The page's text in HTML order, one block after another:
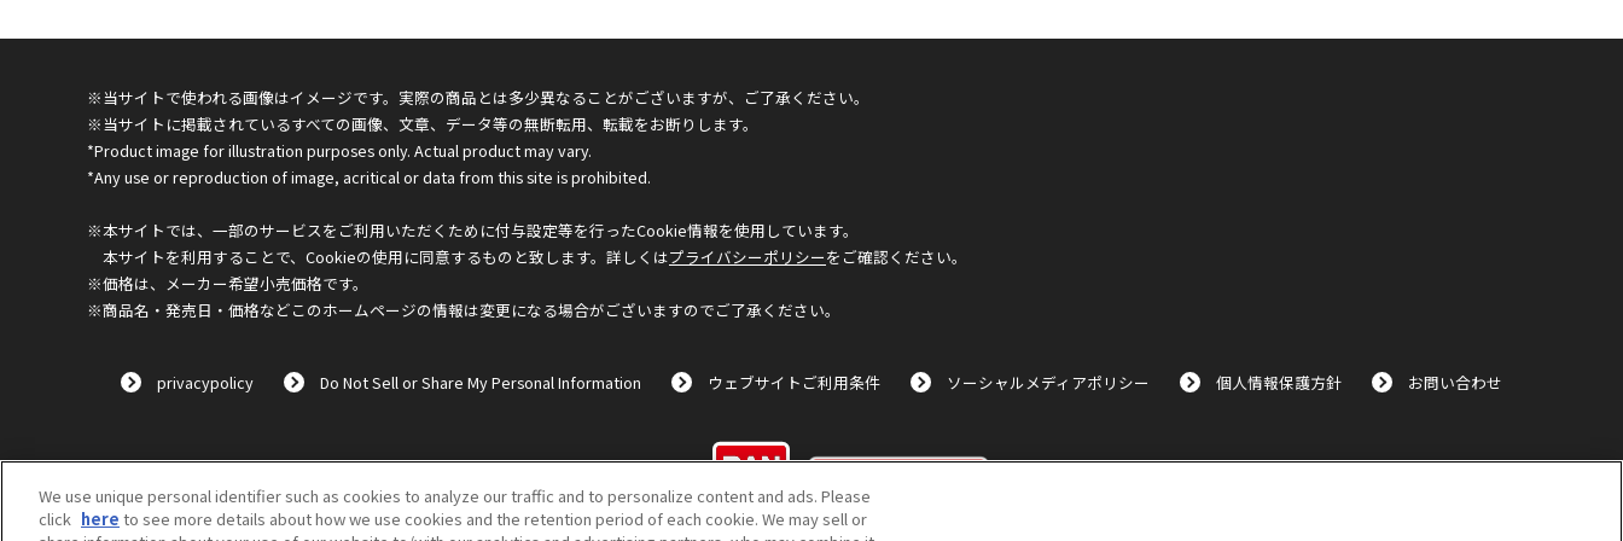
※当サイトで使われる画像はイメージです。実際の商品とは多少異なることがございますが、ご了承ください。
※当サイトに掲載されているすべての画像、文章、データ等の無断転用、転載をお断りします。
*Product image for illustration purposes only. Actual product may vary.
*Any use or reproduction of image, acritical or data from this site is prohibited.
※本サイトでは、一部のサービスをご利用いただくために付与設定等を行ったCookie情報を使用しています。
本サイトを利用することで、Cookieの使用に同意するものと致します。詳しくはプライバシーポリシーをご確認ください。
※価格は、メーカー希望小売価格です。
※商品名・発売日・価格などこのホームページの情報は変更になる場合がございますのでご了承ください。
privacypolicy Do Not Sell or Share My Personal Information ウェブサイトご利用条件 ソーシャルメディアポリシー 個人情報保護方針 お問い合わせ
We use unique personal identifier such as cookies to analyze our traffic and to personalize content and ads. Please
click here to see more details about how we use cookies and the retention period of each cookie. We may sell or